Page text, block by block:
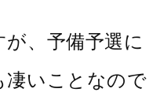
、予備予選に
凄いことなので